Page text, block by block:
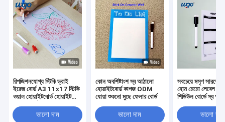
রিপজিশনযোগ্য স্টিকি ড্রাই
ইরেজ বোর্ড A3 11x17 স্টিকি
ওয়াল হোয়াইটবোর্ড হোয়াইট
ভালো দাম
কোন অবশিষ্টাংশ স্ব আঠালো
হোয়াইটবোর্ড কাগজ ODM
ধোয়া শুকনো মুছে ফেলার বোর্ড
ভালো দাম
সবচেয়ে মসৃণ সারফেস
হোম মেমো লেবেল
শিডিউল বোর্ডে স্ব
ভালো দাম